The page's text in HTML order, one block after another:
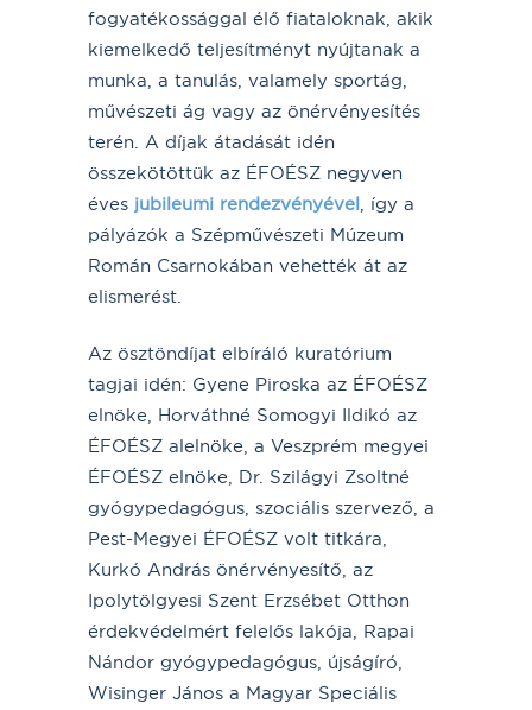
fogyatékossággal élő fiataloknak, akik
kiemelkedő teljesítményt nyújtanak a
munka, a tanulás, valamely sportág,
művészeti ág vagy az önérvényesítés
terén. A díjak átadását idén
összekötöttük az ÉFOÉSZ negyven
éves jubileumi rendezvényével , így a
pályázók a Szépművészeti Múzeum
Román Csarnokában vehették át az
elismerést.
Az ösztöndíjat elbíráló kuratórium
tagjai idén: Gyene Piroska az ÉFOÉSZ
elnöke, Horváthné Somogyi Ildikó az
ÉFOÉSZ alelnöke, a Veszprém megyei
ÉFOÉSZ elnöke, Dr. Szilágyi Zsoltné
gyógypedagógus, szociális szervező, a
Pest-Megyei ÉFOÉSZ volt titkára,
Kurkó András önérvényesítő, az
Ipolytölgyesi Szent Erzsébet Otthon
érdekvédelmért felelős lakója, Rapai
Nándor gyógypedagógus, újságíró,
Wisinger János a Magyar Speciális